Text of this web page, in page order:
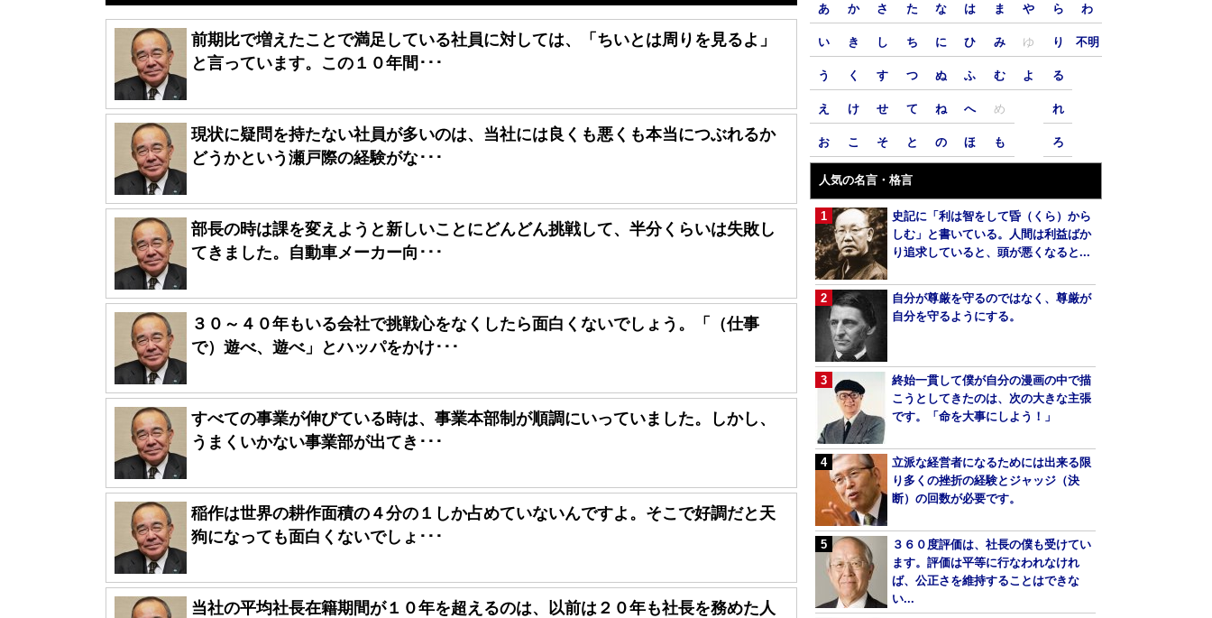
前期比で増えたことで満足している社員に対しては、「ちいとは周りを見るよ」
と言っています。この１０年間･･･
現状に疑問を持たない社員が多いのは、当社には良くも悪くも本当につぶれるか
どうかという瀬戸際の経験がな･･･
部長の時は課を変えようと新しいことにどんどん挑戦して、半分くらいは失敗し
てきました。自動車メーカー向･･･
３０～４０年もいる会社で挑戦心をなくしたら面白くないでしょう。「（仕事
で）遊べ、遊べ」とハッパをかけ･･･
すべての事業が伸びている時は、事業本部制が順調にいっていました。しかし、
うまくいかない事業部が出てき･･･
稲作は世界の耕作面積の４分の１しか占めていないんですよ。そこで好調だと天
狗になっても面白くないでしょ･･･
当社の平均社長在籍期間が１０年を超えるのは、以前は２０年も社長を務めた人
あ
い
う
え
お
か
き
く
け
こ
さ
し
す
せ
そ
た
ち
つ
て
と
な
に
ぬ
ね
の
は
ひ
ふ
へ
ほ
ま
み
む
め
も
や
ゆ
よ
ら
り
る
れ
ろ
わ
不明
人気の名言・格言
史記に「利は智をして昏（くら）から
しむ」と書いている。人間は利益ばか
り追求していると、頭が悪くなると...
自分が尊厳を守るのではなく、尊厳が
自分を守るようにする。
終始一貫して僕が自分の漫画の中で描
こうとしてきたのは、次の大きな主張
です。「命を大事にしよう！」
立派な経営者になるためには出来る限
り多くの挫折の経験とジャッジ（決
断）の回数が必要です。
３６０度評価は、社長の僕も受けてい
ます。評価は平等に行なわれなけれ
ば、公正さを維持することはできな
い...